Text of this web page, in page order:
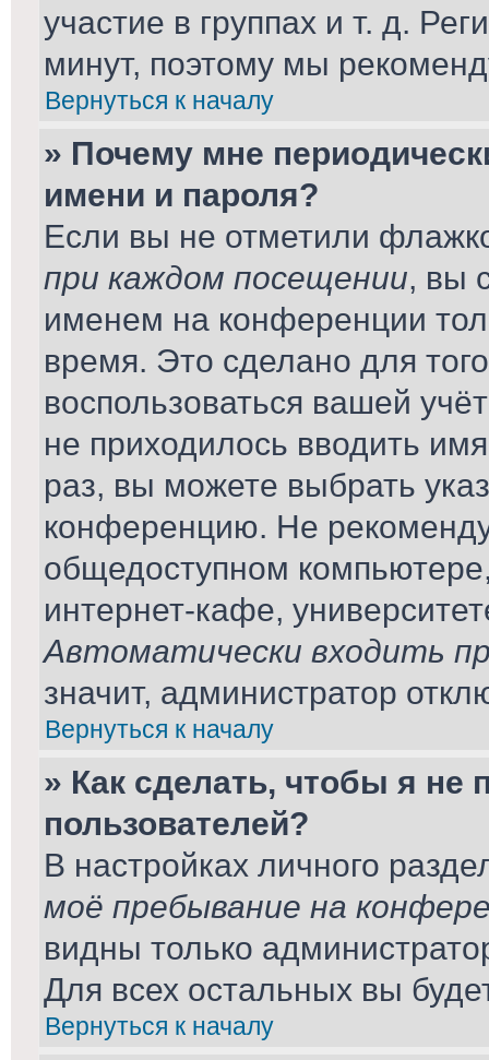
участие в группах и т. д.
минут, поэтому мы
Вернуться к началу
» Почему мне
имени и пароля?
Если вы не отметили
при каждом посещении, вы
именем на конференции
время. Это сделано для
воспользоваться вашей
не приходилось вводить
раз, вы можете выбрать
конференцию. Не
общедоступном
интернет-кафе,
Автоматически входить
значит, администратор
Вернуться к началу
» Как сделать, чтобы я не
пользователей?
В настройках личного
моё пребывание на
видны только
Для всех остальных вы
Вернуться к началу